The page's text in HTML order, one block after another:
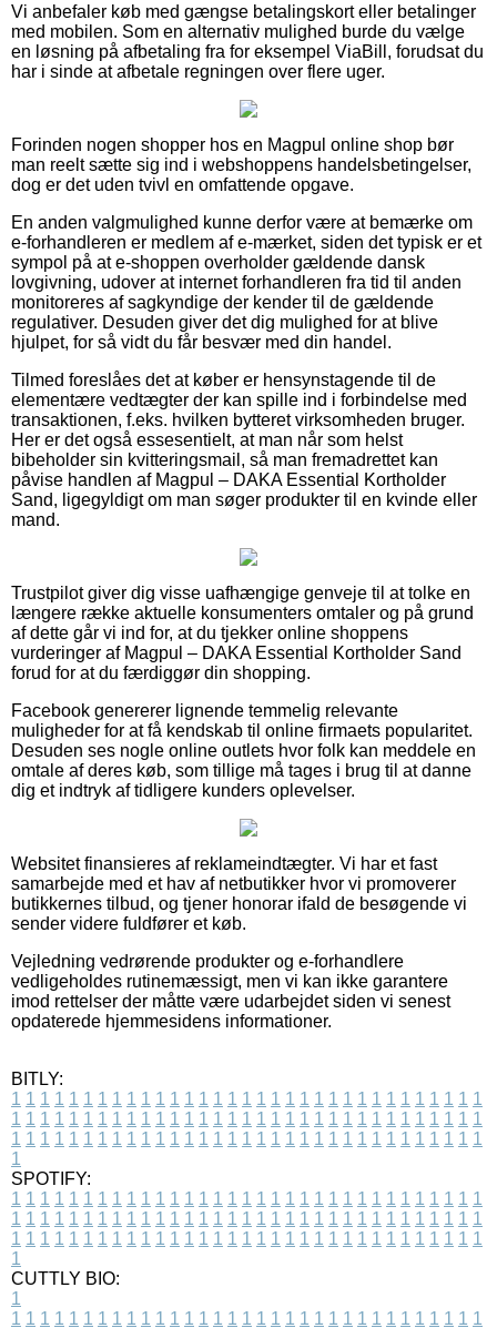
Vi anbefaler køb med gængse betalingskort eller betalinger
med mobilen. Som en alternativ mulighed burde du vælge
en løsning på afbetaling fra for eksempel ViaBill, forudsat du
har i sinde at afbetale regningen over flere uger.
Forinden nogen shopper hos en Magpul online shop bør
man reelt sætte sig ind i webshoppens handelsbetingelser,
dog er det uden tvivl en omfattende opgave.
En anden valgmulighed kunne derfor være at bemærke om
e-forhandleren er medlem af e-mærket, siden det typisk er et
sympol på at e-shoppen overholder gældende dansk
lovgivning, udover at internet forhandleren fra tid til anden
monitoreres af sagkyndige der kender til de gældende
regulativer. Desuden giver det dig mulighed for at blive
hjulpet, for så vidt du får besvær med din handel.
Tilmed foreslåes det at køber er hensynstagende til de
elementære vedtægter der kan spille ind i forbindelse med
transaktionen, f.eks. hvilken bytteret virksomheden bruger.
Her er det også essesentielt, at man når som helst
bibeholder sin kvitteringsmail, så man fremadrettet kan
påvise handlen af Magpul – DAKA Essential Kortholder
Sand, ligegyldigt om man søger produkter til en kvinde eller
mand.
Trustpilot giver dig visse uafhængige genveje til at tolke en
længere række aktuelle konsumenters omtaler og på grund
af dette går vi ind for, at du tjekker online shoppens
vurderinger af Magpul – DAKA Essential Kortholder Sand
forud for at du færdiggør din shopping.
Facebook genererer lignende temmelig relevante
muligheder for at få kendskab til online firmaets popularitet.
Desuden ses nogle online outlets hvor folk kan meddele en
omtale af deres køb, som tillige må tages i brug til at danne
dig et indtryk af tidligere kunders oplevelser.
Websitet finansieres af reklameindtægter. Vi har et fast
samarbejde med et hav af netbutikker hvor vi promoverer
butikkernes tilbud, og tjener honorar ifald de besøgende vi
sender videre fuldfører et køb.
Vejledning vedrørende produkter og e-forhandlere
vedligeholdes rutinemæssigt, men vi kan ikke garantere
imod rettelser der måtte være udarbejdet siden vi senest
opdaterede hjemmesidens informationer.
BITLY:
1 1 1 1 1 1 1 1 1 1 1 1 1 1 1 1 1 1 1 1 1 1 1 1 1 1 1 1 1 1 1 1 1
1 1 1 1 1 1 1 1 1 1 1 1 1 1 1 1 1 1 1 1 1 1 1 1 1 1 1 1 1 1 1 1 1
1 1 1 1 1 1 1 1 1 1 1 1 1 1 1 1 1 1 1 1 1 1 1 1 1 1 1 1 1 1 1 1 1
1
SPOTIFY:
1 1 1 1 1 1 1 1 1 1 1 1 1 1 1 1 1 1 1 1 1 1 1 1 1 1 1 1 1 1 1 1 1
1 1 1 1 1 1 1 1 1 1 1 1 1 1 1 1 1 1 1 1 1 1 1 1 1 1 1 1 1 1 1 1 1
1 1 1 1 1 1 1 1 1 1 1 1 1 1 1 1 1 1 1 1 1 1 1 1 1 1 1 1 1 1 1 1 1
1
CUTTLY BIO:
1
1 1 1 1 1 1 1 1 1 1 1 1 1 1 1 1 1 1 1 1 1 1 1 1 1 1 1 1 1 1 1 1 1